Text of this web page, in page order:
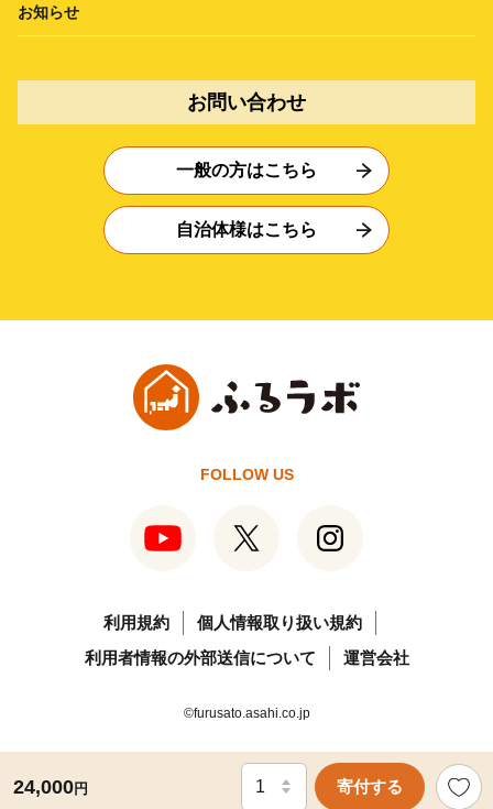
24,000円 寄付する
お知らせ
お問い合わせ
一般の方はこちら
自治体様はこちら
FOLLOW US
利用規約
個人情報取り扱い規約
利用者情報の外部送信について
運営会社
©furusato.asahi.co.jp